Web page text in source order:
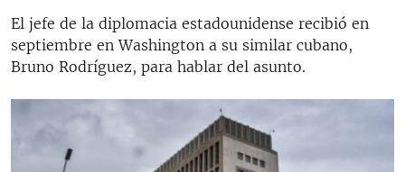
El jefe de la diplomacia estadounidense recibió en
septiembre en Washington a su similar cubano,
Bruno Rodríguez, para hablar del asunto.